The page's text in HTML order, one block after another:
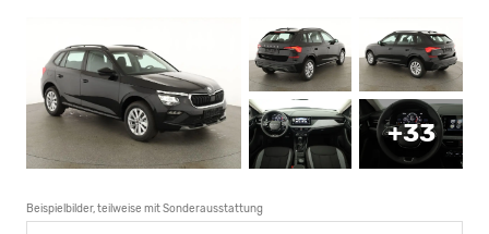
+33
Beispielbilder, teilweise mit Sonderausstattung